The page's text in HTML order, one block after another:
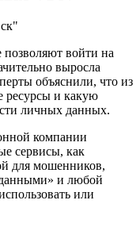
войти на
выросла
объяснили, что из
ресурсы и какую
личных данных.
компании
сервисы, как
для мошенников,
данными» и любой
или